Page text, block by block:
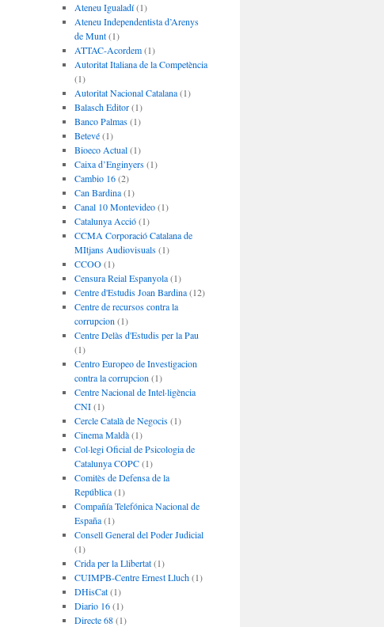
Ateneu Igualadí(1)
Ateneu Independentista d’Arenys
de Munt(1)
ATTAC-Acordem(1)
Autoritat Italiana de la Competència
(1)
Autoritat Nacional Catalana(1)
Balasch Editor(1)
Banco Palmas(1)
Betevé(1)
Bioeco Actual(1)
Caixa d’Enginyers(1)
Cambio 16(2)
Can Bardina(1)
Canal 10 Montevideo(1)
Catalunya Acció(1)
CCMA Corporació Catalana de
MItjans Audiovisuals(1)
CCOO(1)
Censura Reial Espanyola(1)
Centre d'Estudis Joan Bardina(12)
Centre de recursos contra la
corrupcion (1)
Centre Delàs d'Estudis per la Pau
(1)
Centro Europeo de Investigacion
contra la corrupcion (1)
Centre Nacional de Intel·ligència
CNI(1)
Cercle Català de Negocis(1)
Cinema Maldà(1)
Col·legi Oficial de Psicologia de
Catalunya COPC(1)
Comitès de Defensa de la
República(1)
Compañía Telefónica Nacional de
España(1)
Consell General del Poder Judicial
(1)
Crida per la Llibertat(1)
CUIMPB-Centre Ernest Lluch(1)
DHisCat(1)
Diario 16(1)
Directe 68(1)